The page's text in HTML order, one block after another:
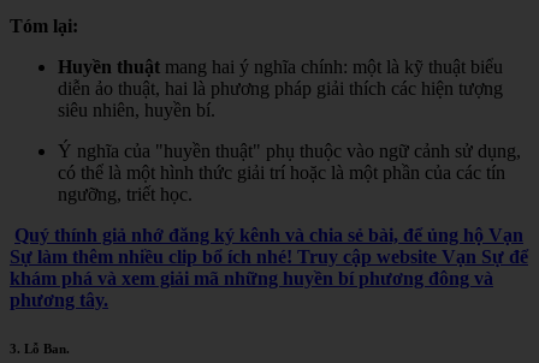
Tóm lại:
Huyền thuật mang hai ý nghĩa chính: một là kỹ thuật biểu
diễn ảo thuật, hai là phương pháp giải thích các hiện tượng
siêu nhiên, huyền bí.
Ý nghĩa của "huyền thuật" phụ thuộc vào ngữ cảnh sử dụng,
có thể là một hình thức giải trí hoặc là một phần của các tín
ngưỡng, triết học.
Quý thính giả nhớ đăng ký kênh và chia sẻ bài, để ủng hộ Vạn
Sự làm thêm nhiều clip bổ ích nhé! Truy cập website Vạn Sự để
khám phá và xem giải mã những huyền bí phương đông và
phương tây.
3. Lỗ Ban.